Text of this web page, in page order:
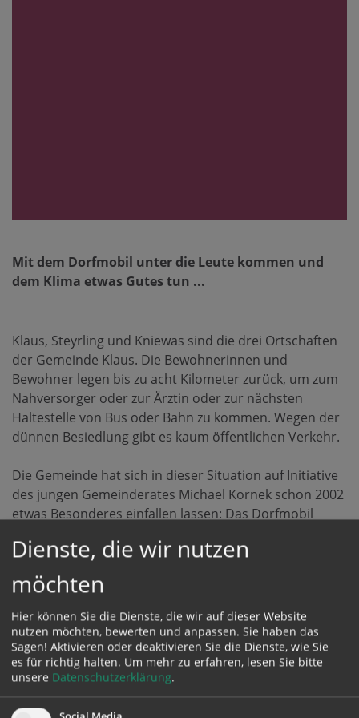
Mit dem Dorfmobil unter die Leute kommen und
dem Klima etwas Gutes tun ...
Klaus, Steyrling und Kniewas sind die drei Ortschaften
der Gemeinde Klaus. Die Bewohnerinnen und
Bewohner legen bis zu acht Kilometer zurück, um zum
Nahversorger oder zur Ärztin oder zur nächsten
Haltestelle von Bus oder Bahn zu kommen. Wegen der
dünnen Besiedlung gibt es kaum öffentlichen Verkehr.
Die Gemeinde hat sich in dieser Situation auf Initiative
des jungen Gemeinderates Michael Kornek schon 2002
etwas Besonderes einfallen lassen: Das Dorfmobil
Gemeindegebiet bzw. Schulsprengel auf Anruf und
Bestellung von Montag bis Freitag zwischen 6.00 Uhr
und 19.00 Uhr. Eine Fahrt kostet einheitlich 1,50 Euro.
Das Dorfmobil organisiert ein Verein, der dafür ein
Auto angeschafft hat. Vierzehn Chaffeurinnen und
Chauffeure wechseln sich im Dienst ab. In der Früh
bringen sie vor allem Schülerinnen und Schüler ans
Ziel, tagsüber meist ältere Menschen, die über keinen
eigenen PKW verfügen. – Die Ärztin, die Bank, der
Dienste, die wir nutzen
möchten
Hier können Sie die Dienste, die wir auf dieser Website
nutzen möchten, bewerten und anpassen. Sie haben das
Sagen! Aktivieren oder deaktivieren Sie die Dienste, wie Sie
es für richtig halten. Um mehr zu erfahren, lesen Sie bitte
unsere Datenschutzerklärung.